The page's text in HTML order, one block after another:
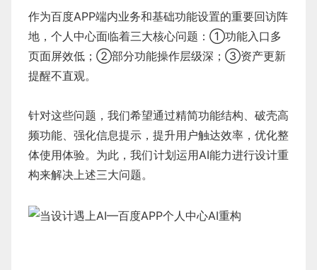
作为百度APP端内业务和基础功能设置的重要回访阵
地，个人中心面临着三大核心问题：①功能入口多
页面屏效低；②部分功能操作层级深；③资产更新
提醒不直观。
针对这些问题，我们希望通过精简功能结构、破壳高
频功能、强化信息提示，提升用户触达效率，优化整
体使用体验。为此，我们计划运用AI能力进行设计重
构来解决上述三大问题。